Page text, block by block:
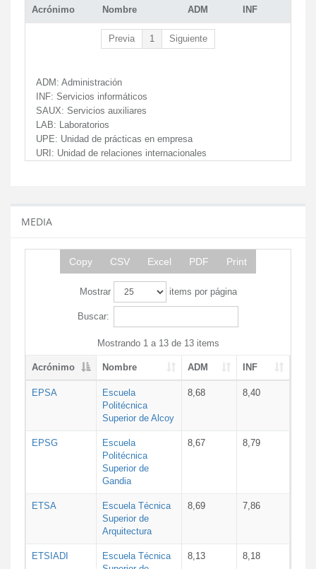
Acrónimo Nombre ADM INF
Previa 1 Siguiente
ADM: Administración
INF: Servicios informáticos
SAUX: Servicios auxiliares
LAB: Laboratorios
UPE: Unidad de prácticas en empresa
URI: Unidad de relaciones internacionales
MEDIA
Copy CSV Excel PDF Print
Mostrar items por página
Buscar:
Mostrando 1 a 13 de 13 items
Acrónimo Nombre ADM INF
EPSA
Escuela
Politécnica
Superior de Alcoy
8,68 8,40
EPSG
Escuela
Politécnica
Superior de
Gandia
8,67 8,79
ETSA
Escuela Técnica
Superior de
Arquitectura
8,69 7,86
ETSIADI
Escuela Técnica
8,13 8,18